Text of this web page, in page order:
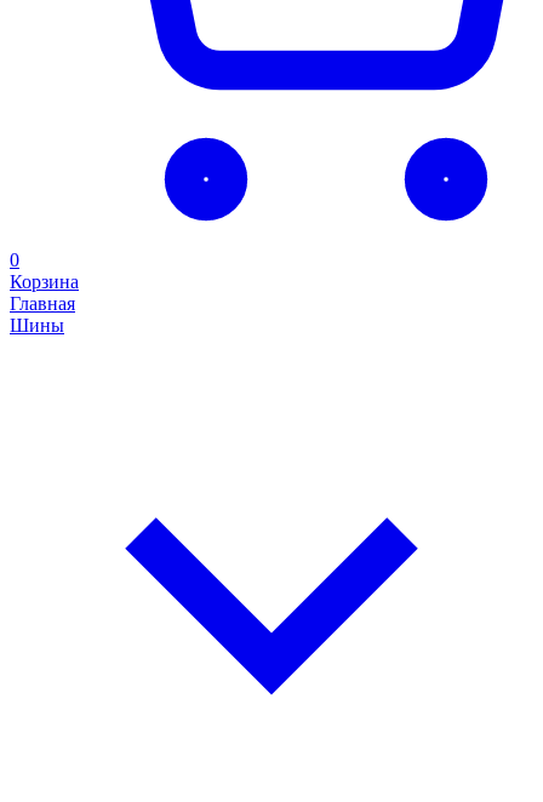
0
Корзина
Главная
Шины